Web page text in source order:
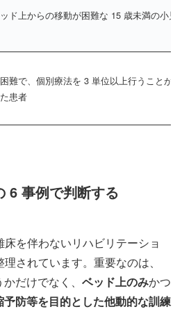
ド上からの移動が困難な 15 歳未満の小児
難で、個別療法を 3 単位以上行うことが
患者
6 事例で判断する
を伴わないリハビリテーショ
されています。重要なのは、
だけでなく、 ベッド上のみかつ
防等を目的とした他動的な訓練